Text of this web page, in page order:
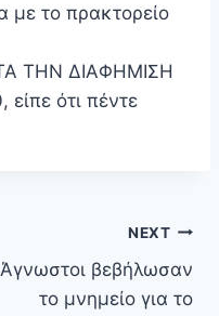
με το πρακτορείο
ΤΗΝ ΔΙΑΦΗΜΙΣΗ
ότι πέντε
NEXT
Άγνωστοι βεβήλωσαν
το μνημείο για το